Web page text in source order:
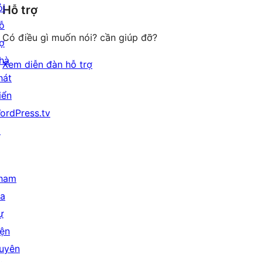
reviews
Hỗ trợ
Có điều gì muốn nói? cần giúp đỡ?
Xem diễn đàn hỗ trợ